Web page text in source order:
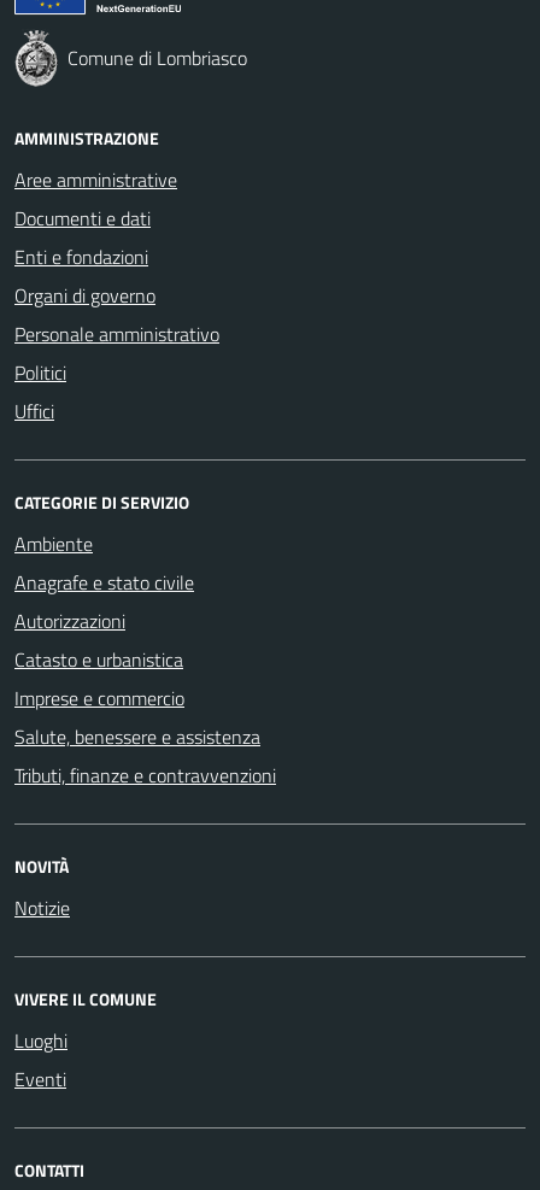
Comune di Lombriasco
AMMINISTRAZIONE
Aree amministrative
Documenti e dati
Enti e fondazioni
Organi di governo
Personale amministrativo
Politici
Uffici
CATEGORIE DI SERVIZIO
Ambiente
Anagrafe e stato civile
Autorizzazioni
Catasto e urbanistica
Imprese e commercio
Salute, benessere e assistenza
Tributi, finanze e contravvenzioni
NOVITÀ
Notizie
VIVERE IL COMUNE
Luoghi
Eventi
CONTATTI